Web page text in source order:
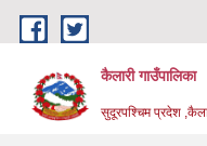
Skip to main content
कैलारी गाउँपालिका
सुदूरपश्चिम प्रदेश